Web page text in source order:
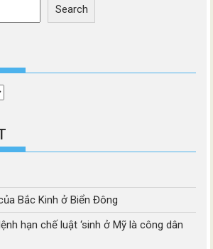
Search
Bắc Kinh ở Biển Đông
hạn chế luật ‘sinh ở Mỹ là công dân